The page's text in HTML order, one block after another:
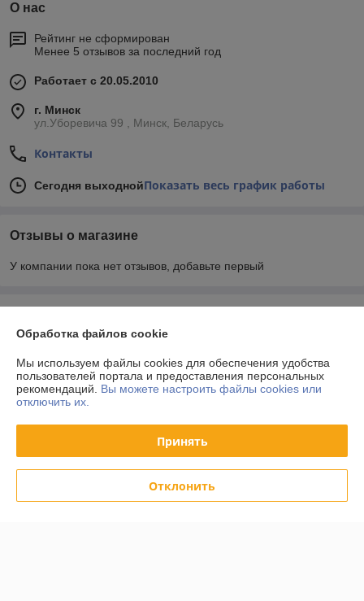
О нас
Рейтинг не сформирован
Менее 5 отзывов за последний год
Работает с 20.05.2010
г. Минск
ул.Уборевича 99 , Минск, Беларусь
Контакты
Сегодня выходнойПоказать весь график работы
Отзывы о магазине
У компании пока нет отзывов, добавьте первый
Доставка и оплата
График работы
Полная версия сайта
Политика обработки cookies
Обработка файлов cookie
Мы используем файлы cookies для обеспечения удобства
пользователей портала и предоставления персональных
рекомендаций. Вы можете настроить файлы cookies или
отключить их.
Принять
Отклонить